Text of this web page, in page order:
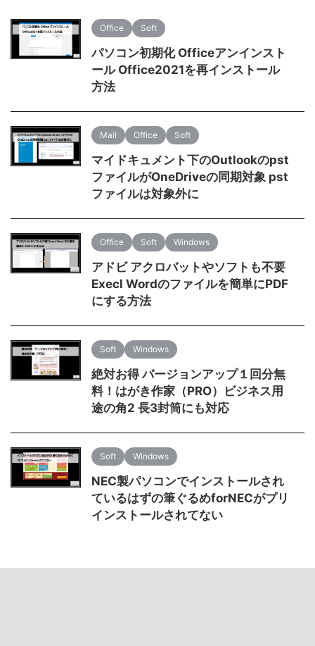
Office Soft
パソコン初期化 Officeアンインスト
ール Office2021を再インストール
方法
Mail Office Soft
マイドキュメント下のOutlookのpst
ファイルがOneDriveの同期対象 pst
ファイルは対象外に
Office Soft Windows
アドビ アクロバットやソフトも不要
Execl Wordのファイルを簡単にPDF
にする方法
Soft Windows
絶対お得 バージョンアップ１回分無
料！はがき作家（PRO）ビジネス用
途の角2 長3封筒にも対応
Soft Windows
NEC製パソコンでインストールされ
ているはずの筆ぐるめforNECがプリ
インストールされてない